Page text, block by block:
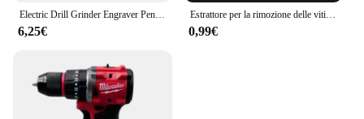
Electric Drill Grinder Engraver Pen Grinder Mini Drill Electric 5 Variable Speed Rotary Tool with Grinding Machine Accessories
6,25€
Estrattore per la rimozione delle viti rotte danneggiate da 5/6 pezzi, punte per trapano in acciaio durevole e facile da rimuovere, funziona su viti per legno e macchine
0,99€